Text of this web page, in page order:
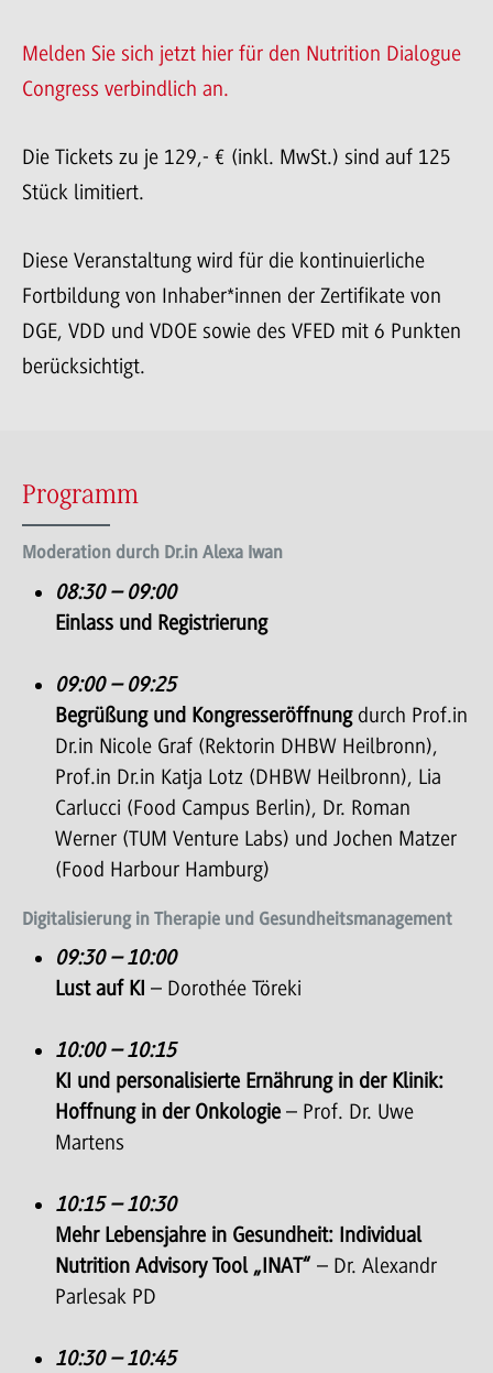
Melden Sie sich jetzt hier für den Nutrition Dialogue
Congress verbindlich an.
Die Tickets zu je 129,- € (inkl. MwSt.) sind auf 125
Stück limitiert.
Diese Veranstaltung wird für die kontinuierliche
Fortbildung von Inhaber*innen der Zertifikate von
DGE, VDD und VDOE sowie des VFED mit 6 Punkten
berücksichtigt.
Programm
Moderation durch Dr.in Alexa Iwan
08:30 – 09:00
Einlass und Registrierung
09:00 – 09:25
Begrüßung und Kongresseröffnungdurch Prof.in
Dr.in Nicole Graf (Rektorin DHBW Heilbronn),
Prof.in Dr.in Katja Lotz (DHBW Heilbronn), Lia
Carlucci (Food Campus Berlin), Dr. Roman
Werner (TUM Venture Labs) und Jochen Matzer
(Food Harbour Hamburg)
Digitalisierung in Therapie und Gesundheitsmanagement
09:30 – 10:00
Lust auf KI – Dorothée Töreki
10:00 – 10:15
KI und personalisierte Ernährung in der Klinik:
Hoffnung in der Onkologie – Prof. Dr. Uwe
Martens
10:15 – 10:30
Mehr Lebensjahre in Gesundheit: Individual
Nutrition Advisory Tool „INAT“ – Dr. Alexandr
Parlesak PD
10:30 – 10:45